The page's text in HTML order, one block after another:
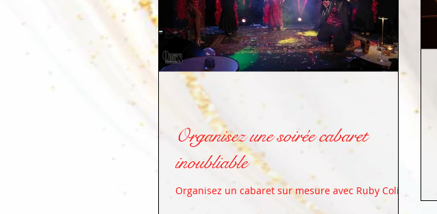
Organisez une soirée cabaret
inoubliable
Organisez un cabaret sur mesure avec Ruby Colibri